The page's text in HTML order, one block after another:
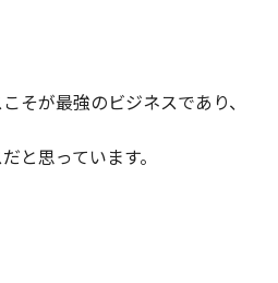
そが最強のビジネスであり、
と思っています。